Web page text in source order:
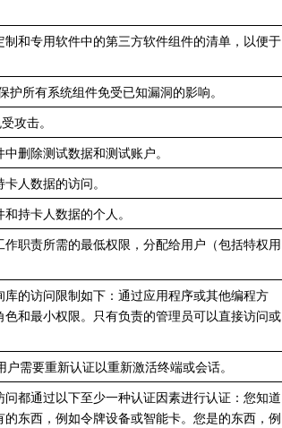
和专用软件中的第三方软件组件的清单，以便于
所有系统组件免受已知漏洞的影响。
攻击。
删除测试数据和测试账户。
人数据的访问。
持卡人数据的个人。
职责所需的最低权限，分配给用户（包括特权用
的访问限制如下：通过应用程序或其他编程方
和最小权限。只有负责的管理员可以直接访问或
需要重新认证以重新激活终端或会话。
都通过以下至少一种认证因素进行认证：您知道
东西，例如令牌设备或智能卡。您是的东西，例